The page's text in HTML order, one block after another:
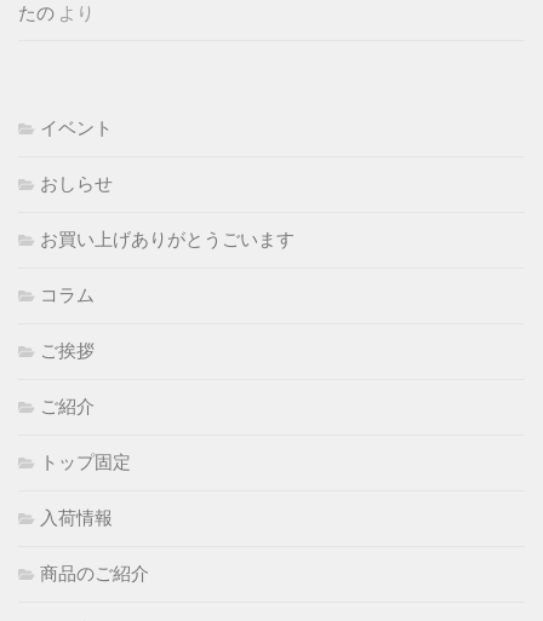
たの より
イベント
おしらせ
お買い上げありがとうごいます
コラム
ご挨拶
ご紹介
トップ固定
入荷情報
商品のご紹介